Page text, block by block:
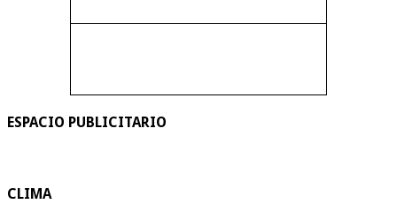
ESPACIO PUBLICITARIO
CLIMA